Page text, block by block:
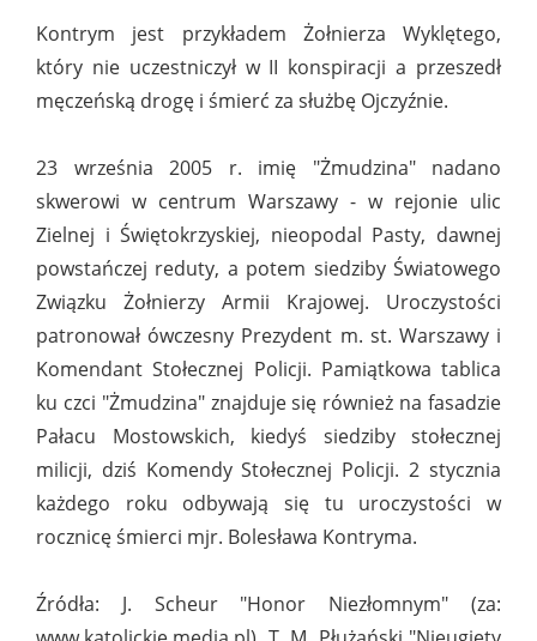
Kontrym jest przykładem Żołnierza Wyklętego,
który nie uczestniczył w II konspiracji a przeszedł
męczeńską drogę i śmierć za służbę Ojczyźnie.
23 września 2005 r. imię "Żmudzina" nadano
skwerowi w centrum Warszawy - w rejonie ulic
Zielnej i Świętokrzyskiej, nieopodal Pasty, dawnej
powstańczej reduty, a potem siedziby Światowego
Związku Żołnierzy Armii Krajowej. Uroczystości
patronował ówczesny Prezydent m. st. Warszawy i
Komendant Stołecznej Policji. Pamiątkowa tablica
ku czci "Żmudzina" znajduje się również na fasadzie
Pałacu Mostowskich, kiedyś siedziby stołecznej
milicji, dziś Komendy Stołecznej Policji. 2 stycznia
każdego roku odbywają się tu uroczystości w
rocznicę śmierci mjr. Bolesława Kontryma.
Źródła: J. Scheur "Honor Niezłomnym" (za: